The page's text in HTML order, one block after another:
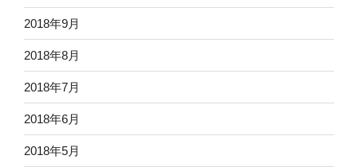
2018年9月
2018年8月
2018年7月
2018年6月
2018年5月